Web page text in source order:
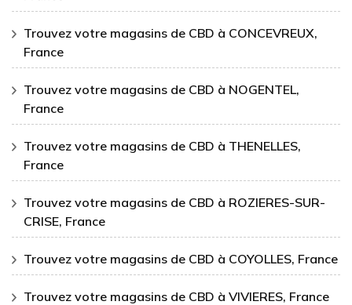
Trouvez votre magasins de CBD à CONCEVREUX,
France
Trouvez votre magasins de CBD à NOGENTEL,
France
Trouvez votre magasins de CBD à THENELLES,
France
Trouvez votre magasins de CBD à ROZIERES-SUR-
CRISE, France
Trouvez votre magasins de CBD à COYOLLES, France
Trouvez votre magasins de CBD à VIVIERES, France